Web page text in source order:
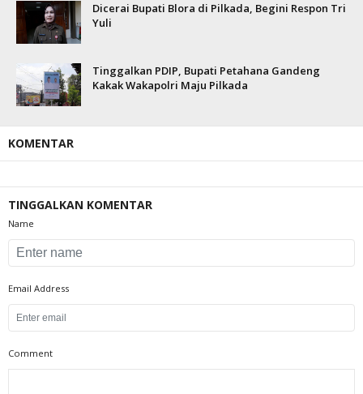
Dicerai Bupati Blora di Pilkada, Begini Respon Tri
Yuli
Tinggalkan PDIP, Bupati Petahana Gandeng
Kakak Wakapolri Maju Pilkada
KOMENTAR
TINGGALKAN KOMENTAR
Name
Email Address
Comment